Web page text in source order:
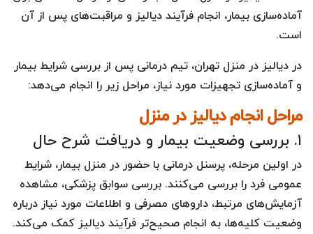
آماده‌سازی بیمار، انجام فرآیند دیالیز و مراقبت‌های پس از آن
است.
در دیالیز در منزل تهران، تیم درمانی پس از بررسی شرایط بیمار
و آماده‌سازی تجهیزات مورد نیاز، مراحل زیر را انجام می‌دهد:
مراحل انجام دیالیز در منزل
۱. بررسی وضعیت بیمار و دریافت شرح حال
در اولین مرحله، پرسنل درمانی با حضور در منزل بیمار، شرایط
عمومی فرد را بررسی می‌کنند. بررسی سوابق پزشکی، مشاهده
آزمایش‌های مرتبط، داروهای مصرفی و اطلاعات مورد نیاز درباره
وضعیت کلیه‌ها، به انجام صحیح‌تر فرآیند دیالیز کمک می‌کند.